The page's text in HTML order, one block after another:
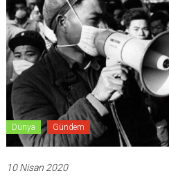
Dünya Gündem
10 Nisan 2020